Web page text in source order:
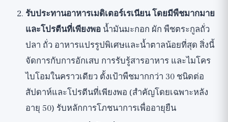
รับประทานอาหารเมดิเตอร์เรเนียน โดยมีพืชมากมาย
และโปรตีนที่เพียงพอ น้ำมันมะกอก ผัก พืชตระกูลถั่ว
ปลา ถั่ว อาหารแปรรูปพิเศษและน้ำตาลน้อยที่สุด สิ่งนี้
จัดการกับการอักเสบ การรับรู้สารอาหาร และไมโคร
ไบโอมในคราวเดียว ตั้งเป้าพืชมากกว่า 30 ชนิดต่อ
สัปดาห์และโปรตีนที่เพียงพอ (สำคัญโดยเฉพาะหลัง
อายุ 50) รับหลักการโภชนาการเพื่ออายุยืน